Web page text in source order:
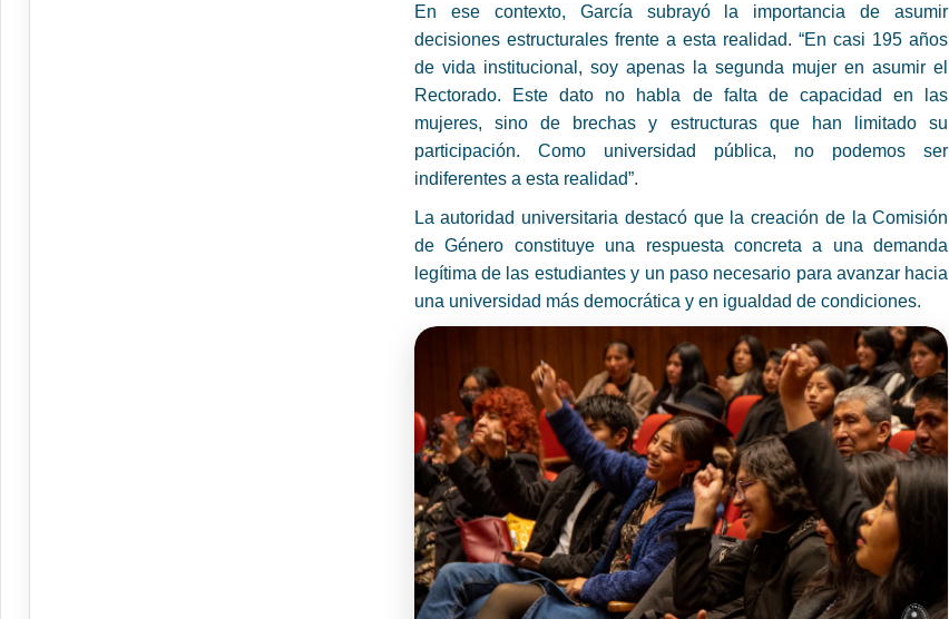
En ese contexto, García subrayó la importancia de asumir
decisiones estructurales frente a esta realidad. “En casi 195 años
de vida institucional, soy apenas la segunda mujer en asumir el
Rectorado. Este dato no habla de falta de capacidad en las
mujeres, sino de brechas y estructuras que han limitado su
participación. Como universidad pública, no podemos ser
indiferentes a esta realidad”.
La autoridad universitaria destacó que la creación de la Comisión
de Género constituye una respuesta concreta a una demanda
legítima de las estudiantes y un paso necesario para avanzar hacia
una universidad más democrática y en igualdad de condiciones.